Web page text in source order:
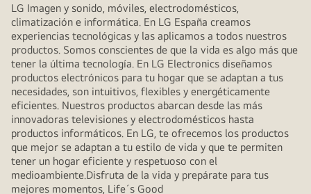
LG Imagen y sonido, móviles, electrodomésticos,
climatización e informática. En LG España creamos
experiencias tecnológicas y las aplicamos a todos nuestros
productos. Somos conscientes de que la vida es algo más que
tener la última tecnología. En LG Electronics diseñamos
productos electrónicos para tu hogar que se adaptan a tus
necesidades, son intuitivos, flexibles y energéticamente
eficientes. Nuestros productos abarcan desde las más
innovadoras televisiones y electrodomésticos hasta
productos informáticos. En LG, te ofrecemos los productos
que mejor se adaptan a tu estilo de vida y que te permiten
tener un hogar eficiente y respetuoso con el
medioambiente.Disfruta de la vida y prepárate para tus
mejores momentos, Life´s Good